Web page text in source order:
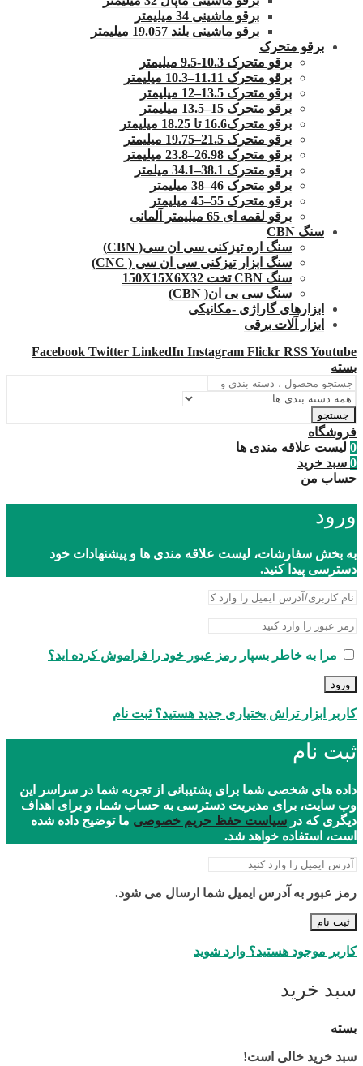
برقو ماشینی 34 میلیمتر
برقو ماشینی بلند 19.057 میلیمتر
برقو متحرک
برقو متحرک 10.3-9.5 میلیمتر
برقو متحرک 11.11–10.3 میلیمتر
برقو متحرک 13.5–12 میلیمتر
برقو متحرک 15–13.5 میلیمتر
برقو متحرک16.6 تا 18.25 میلیمتر
برقو متحرک 21.5–19.75 میلیمتر
برقو متحرک 26.98–23.8 میلیمتر
برقو متحرک 38.1–34.1 میلمتر
برقو متحرک 46–38 میلیمتر
برقو متحرک 55–45 میلیمتر
برقو لقمه ای 65 میلیمتر آلمانی
سنگ CBN
سنگ اره تیزکنی سی ان سی( CBN)
سنگ ابزار تیزکنی سی ان سی ( CNC)
سنگ CBN تخت 150X15X6X32
سنگ سی بی ان( CBN)
ابزارهای گاراژی -مکانیکی
ابزار آلات برقی
Facebook Twitter LinkedIn Instagram Flickr RSSYoutube
بسته
جستجو
فروشگاه
0 لیست علاقه مندی ها
0 سبد خرید
حساب من
ورود
به بخش سفارشات، لیست علاقه مندی ها و پیشنهادات خود
دسترسی پیدا کنید.
مرا به خاطر بسپار رمز عبور خود را فراموش کرده اید؟
ورود
کاربر ابزار تراش بختیاری جدید هستید؟ ثبت نام
ثبت نام
داده های شخصی شما برای پشتیبانی از تجربه شما در سراسر این
وب سایت، برای مدیریت دسترسی به حساب شما، و برای اهداف
دیگری که در سیاست حفظ حریم خصوصی ما توضیح داده شده
است، استفاده خواهد شد.
رمز عبور به آدرس ایمیل شما ارسال می شود.
ثبت نام
کاربر موجود هستید؟ وارد شوید
سبد خرید
بسته
سبد خرید خالی است!